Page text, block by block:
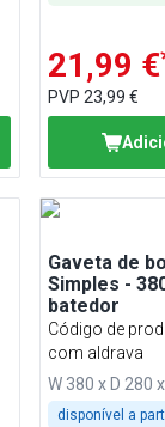
21,99 €
PVP23,99 €
Gaveta de
Simples -
batedor
Código de
com aldrava
W 380 x D 280
disponível a